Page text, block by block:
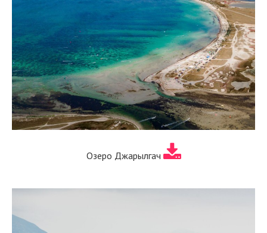
Озеро Джарылгач